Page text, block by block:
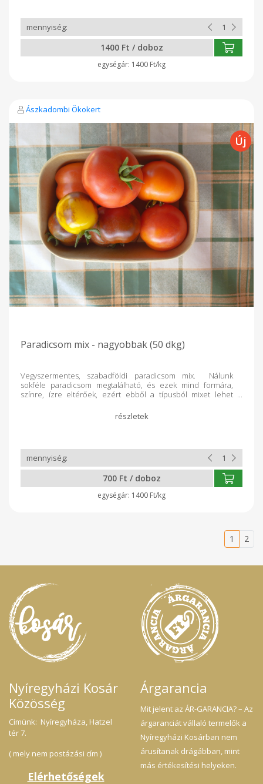
fekete, de a belseje piros ugyanúgy. Durván édes.
1400 Ft / doboz
1400 Ft/kg
Ászkadombi Ökokert
Paradicsom mix - nagyobbak (50 dkg)
Vegyszermentes, szabadföldi paradicsom mix. Nálunk
sokféle paradicsom megtalálható, és ezek mind formára,
színre, ízre eltérőek, ezért ebből a típusból mixet lehet
is megtalálható köztük, amelyek bolti forgalomban már
nincsenek. Nagyobb fajták esetén ilyenek például: Nyírbátori,
fekete, de a belseje piros ugyanúgy. Durván édes.
700 Ft / doboz
1400 Ft/kg
1 2
Nyíregyházi Kosár
Közösség
Címünk: Nyíregyháza, Hatzel
tér 7.
( mely nem postázási cím )
Elérhetőségek
Árgarancia
Mit jelent az ÁR-GARANCIA? – Az
árgaranciát vállaló termelők a
Nyíregyházi Kosárban nem
árusítanak drágábban, mint
más értékesítési helyeken.